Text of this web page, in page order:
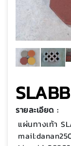
รายละเอียด :
แผ่นทางเท้า